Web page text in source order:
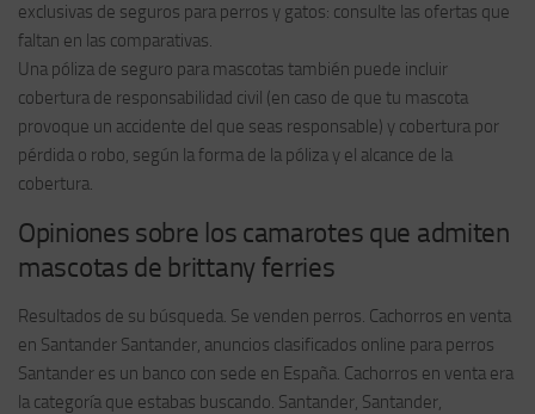
exclusivas de seguros para perros y gatos: consulte las ofertas que
faltan en las comparativas.
Una póliza de seguro para mascotas también puede incluir
cobertura de responsabilidad civil (en caso de que tu mascota
provoque un accidente del que seas responsable) y cobertura por
pérdida o robo, según la forma de la póliza y el alcance de la
cobertura.
Opiniones sobre los camarotes que admiten
mascotas de brittany ferries
Resultados de su búsqueda. Se venden perros. Cachorros en venta
en Santander Santander, anuncios clasificados online para perros
Santander es un banco con sede en España. Cachorros en venta era
la categoría que estabas buscando. Santander, Santander,